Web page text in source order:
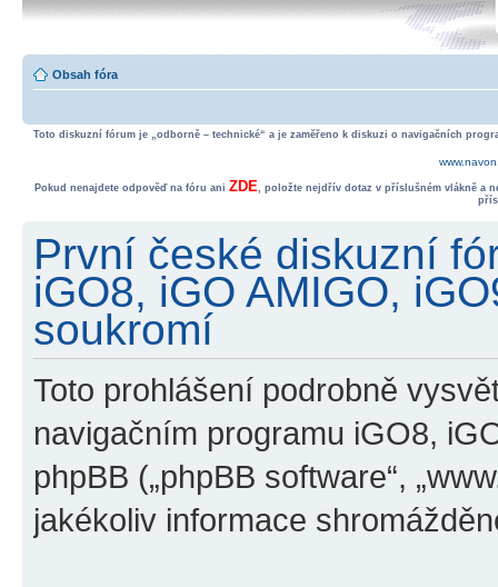
Obsah fóra
Toto diskuzní fórum je „odborně – technické“ a je zaměřeno k diskuzi o navigačních
Pokud nenajdete odpověď na fóru ani ZDE, položte nejdřív dotaz v příslušném vlákně a
První české diskuzní
iGO8, iGO AMIGO,
soukromí
Toto prohlášení podrobně
navigačním programu iGO8,
phpBB („phpBB software“,
jakékoliv informace